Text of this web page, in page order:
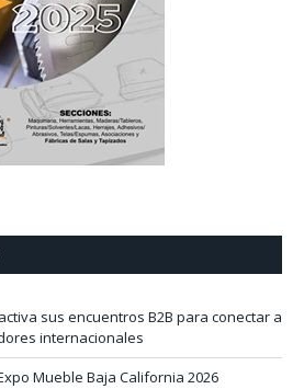
sus encuentros B2B para conectar a
internacionales
Mueble Baja California 2026